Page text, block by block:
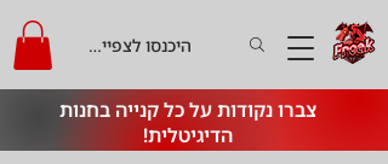
צברו נקודות על כל קנייה בחנות
הדיגיטלית!
היכנסו לצפייה בקרדיט